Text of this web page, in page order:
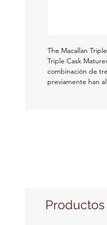
The Macallan
Triple Cask
combinación de
previamente han